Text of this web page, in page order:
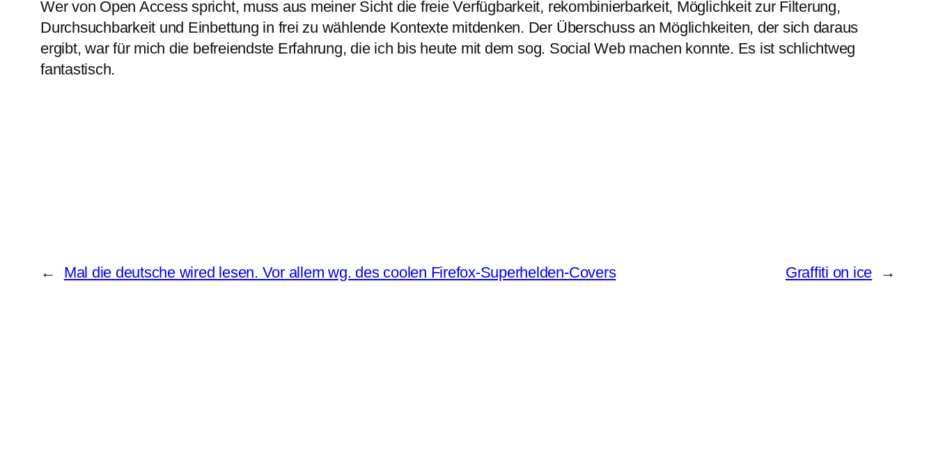
Wer von Open Access spricht, muss aus meiner Sicht die freie Verfügbarkeit, rekombinierbarkeit, Möglichkeit zur Filterung,
Durchsuchbarkeit und Einbettung in frei zu wählende Kontexte mitdenken. Der Überschuss an Möglichkeiten, der sich daraus
ergibt, war für mich die befreiendste Erfahrung, die ich bis heute mit dem sog. Social Web machen konnte. Es ist schlichtweg
fantastisch.
← Mal die deutsche wired lesen. Vor allem wg. des coolen Firefox-Superhelden-Covers Graffiti on ice →